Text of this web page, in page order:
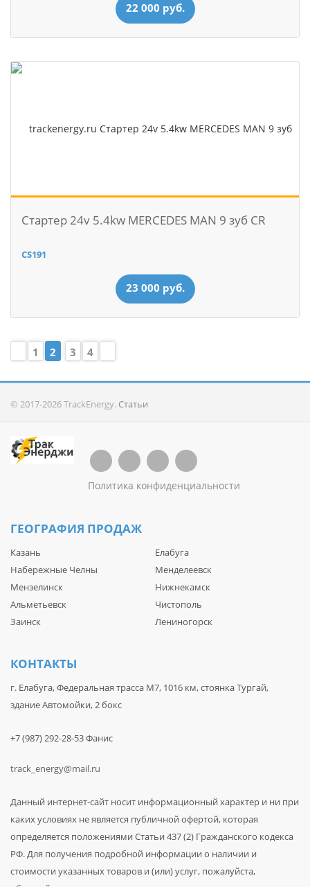
22 000 руб.
Стартер 24v 5.4kw MERCEDES MAN 9 зуб CR
CS191
23 000 руб.
1 2 3 4
© 2017-2026 TrackEnergy. Статьи
Политика конфиденциальности
ГЕОГРАФИЯ ПРОДАЖ
Казань
Набережные Челны
Мензелинск
Альметьевск
Заинск
Елабуга
Менделеевск
Нижнекамск
Чистополь
Лениногорск
КОНТАКТЫ
г. Елабуга, Федеральная трасса М7, 1016 км, стоянка Тургай,
здание Автомойки, 2 бокс
+7 (987) 292-28-53 Фанис
track_energy@mail.ru
Данный интернет-сайт носит информационный характер и ни при
каких условиях не является публичной офертой, которая
определяется положениями Статьи 437 (2) Гражданского кодекса
РФ. Для получения подробной информации о наличии и
стоимости указанных товаров и (или) услуг, пожалуйста,